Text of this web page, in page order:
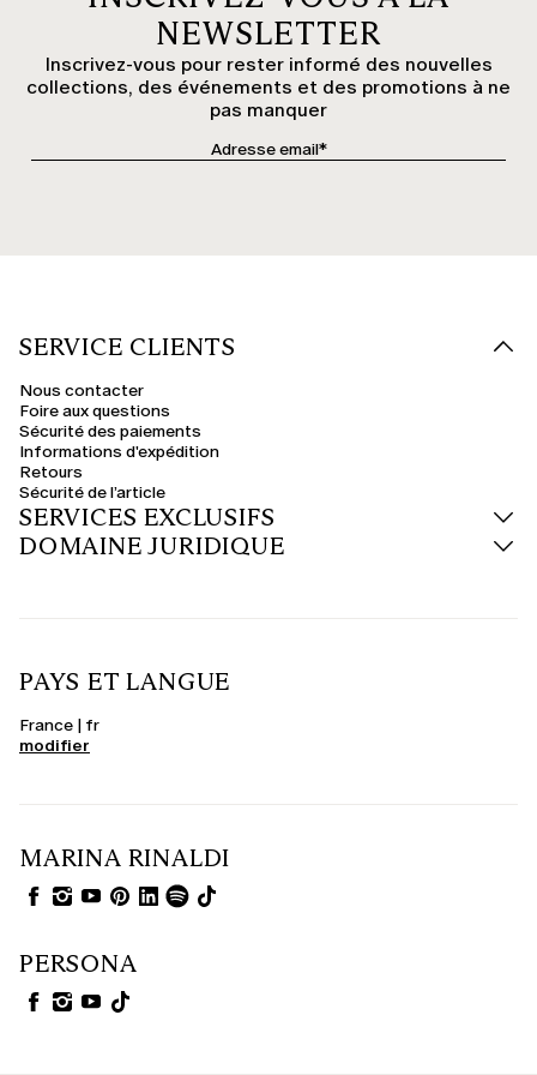
NEWSLETTER
Inscrivez-vous pour rester informé des nouvelles
collections, des événements et des promotions à ne
pas manquer
SERVICE CLIENTS
Nous contacter
Foire aux questions
Sécurité des paiements
Informations d'expédition
Retours
Sécurité de l’article
SERVICES EXCLUSIFS
DOMAINE JURIDIQUE
PAYS ET LANGUE
France | fr
modifier
MARINA RINALDI
PERSONA